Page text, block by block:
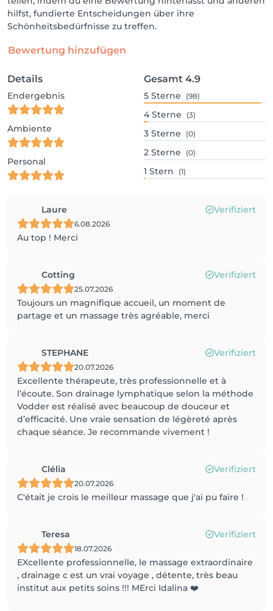
hilfst, fundierte Entscheidungen über ihre
Schönheitsbedürfnisse zu treffen.
Bewertung hinzufügen
Details
Endergebnis
Ambiente
Personal
Gesamt 4.9
5 Sterne (98)
4 Sterne (3)
3 Sterne (0)
2 Sterne (0)
1 Stern (1)
Laure Verifiziert
6.08.2026
Au top ! Merci
Cotting Verifiziert
25.07.2026
Toujours un magnifique accueil, un moment de
partage et un massage très agréable, merci
STEPHANE Verifiziert
20.07.2026
Excellente thérapeute, très professionnelle et à
l’écoute. Son drainage lymphatique selon la méthode
Vodder est réalisé avec beaucoup de douceur et
d’efficacité. Une vraie sensation de légèreté après
chaque séance. Je recommande vivement !
Clélia Verifiziert
20.07.2026
C'était je crois le meilleur massage que j'ai pu faire !
Teresa Verifiziert
18.07.2026
EXcellente professionnelle, le massage extraordinaire
, drainage c est un vrai voyage , détente, très beau
institut aux petits soins !!! MErci Idalina ❤️